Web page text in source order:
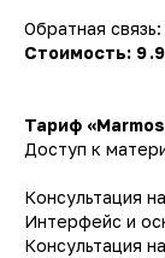
Обратная связь:
Стоимость: 9
Тариф
Доступ к
Консультация
Интерфейс и
Консультация
Согласие на
Согласие на